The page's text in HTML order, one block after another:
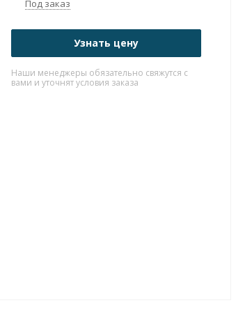
Под заказ
Узнать цену
Наши менеджеры обязательно свяжутся с
вами и уточнят условия заказа